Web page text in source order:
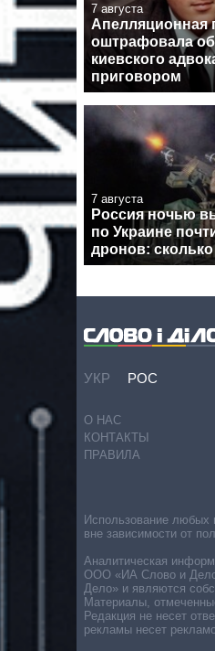
7 августа
Апелляционная
оштрафовала
киевского
приговором
7 августа
Россия ночью
по Украине
дронов:
УКР РОС
О НАС
КОНТАКТЫ
ПРАВИЛА
Использование любых
вне зависимости от
Аналитическая
ООО «ИА Слово и
Дело» и являются
Материалы,
Редакция не несет
рекламы несет